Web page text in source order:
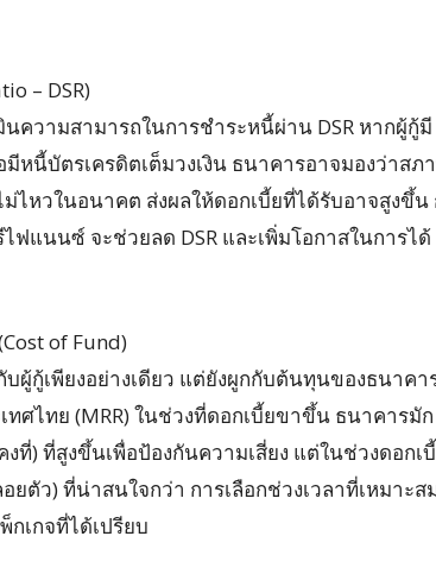
– DSR)
ความสามารถในการชำระหนี้ผ่าน DSR หากผู้กู้มี
หนี้บัตรเครดิตเต็มวงเงิน ธนาคารอาจมองว่าสภ
ไหวในอนาคต ส่งผลให้ดอกเบี้ยที่ได้รับอาจสูงขึ้น
แนนซ์ จะช่วยลด DSR และเพิ่มโอกาสในการได้
of Fund)
กู้เพียงอย่างเดียว แต่ยังผูกกับต้นทุนของธนาคา
ศไทย (MRR) ในช่วงที่ดอกเบี้ยขาขึ้น ธนาคารมัก
ที่) ที่สูงขึ้นเพื่อป้องกันความเสี่ยง แต่ในช่วงดอกเ
ตัว) ที่น่าสนใจกว่า การเลือกช่วงเวลาที่เหมาะส
กเกจที่ได้เปรียบ